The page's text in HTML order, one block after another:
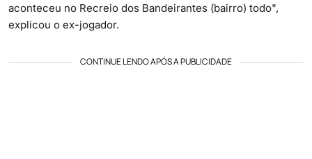
aconteceu no Recreio dos Bandeirantes (bairro) todo",
explicou o ex-jogador.
CONTINUE LENDO APÓS A PUBLICIDADE